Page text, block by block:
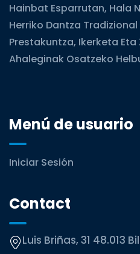
Hainbat Esparrutan, Hala
Herriko Dantza
Prestakuntza, Ikerketa
Ahaleginak Osatzeko
Menú de usuario
Iniciar Sesión
Contact
Luis Briñas, 31 48.013